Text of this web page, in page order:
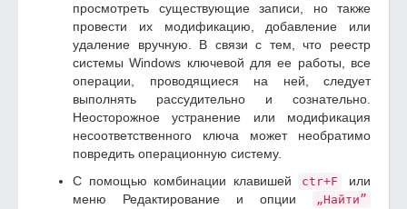
просмотреть существующие записи, но также
провести их модификацию, добавление или
удаление вручную. В связи с тем, что реестр
системы Windows ключевой для ее работы, все
операции, проводящиеся на ней, следует
выполнять рассудительно и сознательно.
Неосторожное устранение или модификация
несоответственного ключа может необратимо
повредить операционную систему.
С помощью комбинации клавишей
ctr+F
или
меню Редактирование и опции
„Найти”